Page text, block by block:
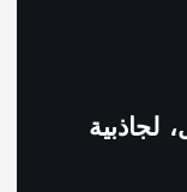
لجاذبية